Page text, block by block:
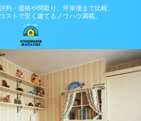
判・価格や間取り、坪単価まで比較。
ストで安く建てるノウハウ満載。